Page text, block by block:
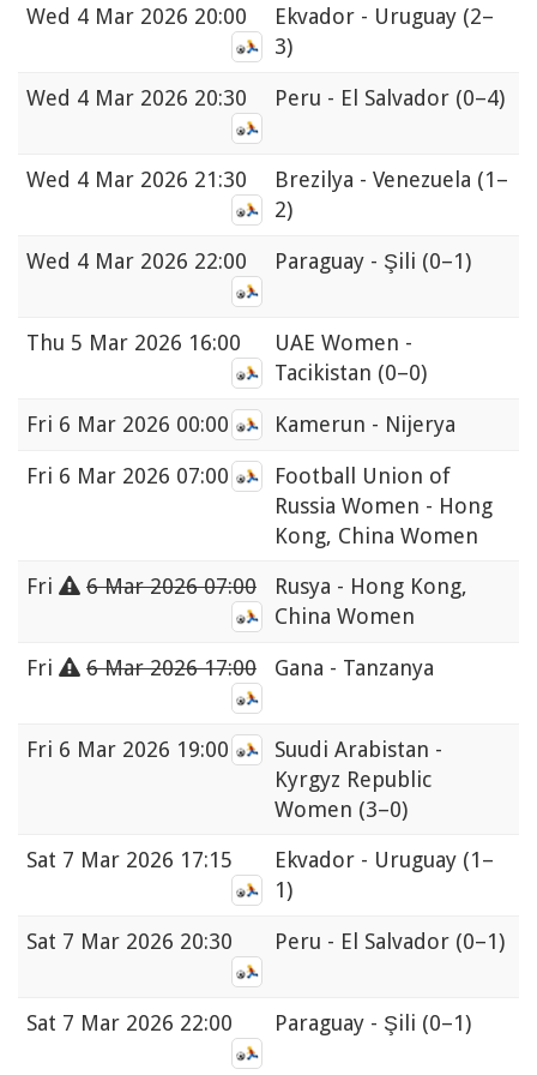
Wed 4 Mar 2026 20:00 Ekvador - Uruguay (2–
3)
Wed 4 Mar 2026 20:30 Peru - El Salvador (0–4)
Wed 4 Mar 2026 21:30 Brezilya - Venezuela (1–
2)
Wed 4 Mar 2026 22:00 Paraguay - Şili (0–1)
Thu 5 Mar 2026 16:00
UAE Women -
Tacikistan (0–0)
Fri 6 Mar 2026 00:00 Kamerun - Nijerya
Fri 6 Mar 2026 07:00
Football Union of
Russia Women - Hong
Kong, China Women
Fri
6 Mar 2026 07:00
Rusya - Hong Kong,
China Women
Fri 6 Mar 2026 17:00 Gana - Tanzanya
Fri 6 Mar 2026 19:00
Suudi Arabistan -
Kyrgyz Republic
Women (3–0)
Sat 7 Mar 2026 17:15 Ekvador - Uruguay (1–
1)
Sat 7 Mar 2026 20:30 Peru - El Salvador (0–1)
Sat 7 Mar 2026 22:00 Paraguay - Şili (0–1)